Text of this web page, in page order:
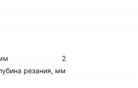
2
резания, мм